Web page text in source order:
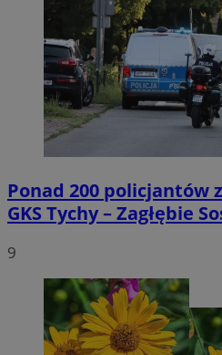
Ponad 200 policjantów
GKS Tychy – Zagłębie
9